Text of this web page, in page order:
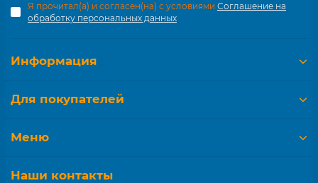
Я прочитал(а) и согласен(на) с условиями Соглашение на
обработку персональных данных
Информация
Для покупателей
Меню
Наши контакты